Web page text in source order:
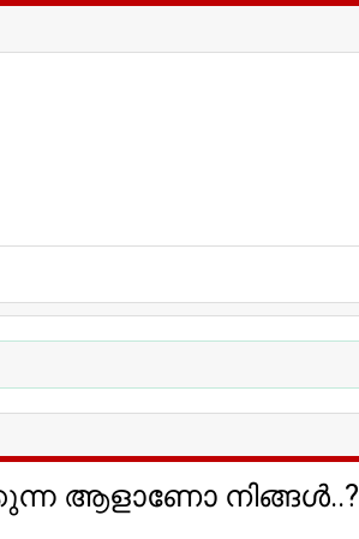
ആളാണോ നിങ്ങള്‍..?